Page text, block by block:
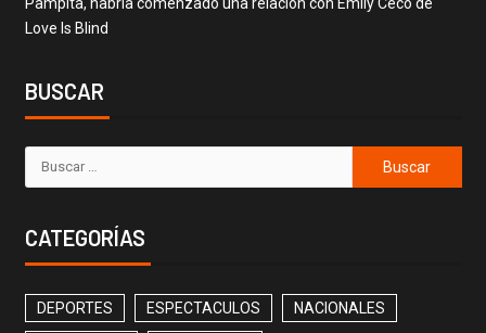
Love Is Blind
BUSCAR
CATEGORÍAS
DEPORTES ESPECTACULOS NACIONALES